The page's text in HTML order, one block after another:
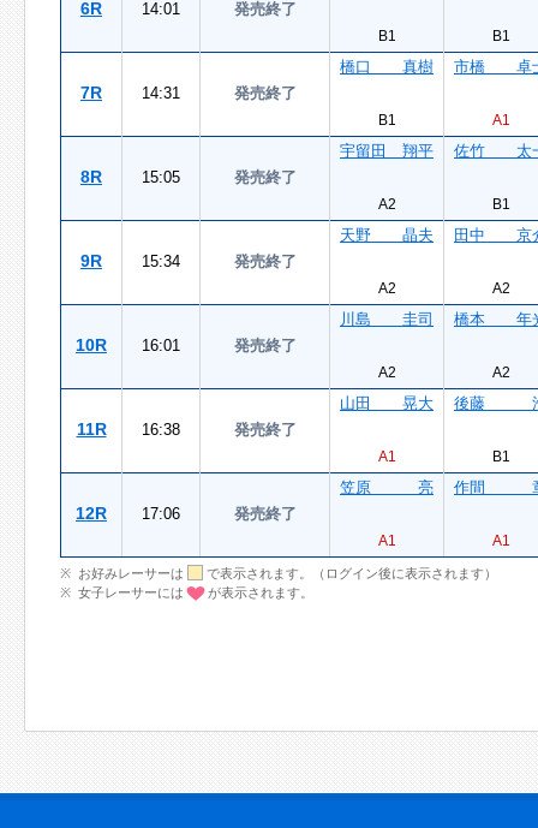
6R 14:01 発売終了
B1 B1
7R 14:31 発売終了
橋口 真樹
B1
市橋 卓
A1
8R 15:05 発売終了
宇留田 翔平
A2
佐竹 太
B1
9R 15:34 発売終了
天野 晶夫
A2
田中 京
A2
10R 16:01 発売終了
川島 圭司
A2
橋本 年
A2
11R 16:38 発売終了
山田 晃大
A1
後藤
B1
12R 17:06 発売終了
笠原 亮
A1
作間
A1
お好みレーサーは
で表示されます。（ログイン後に表示されます）
女子レーサーには
が表示されます。